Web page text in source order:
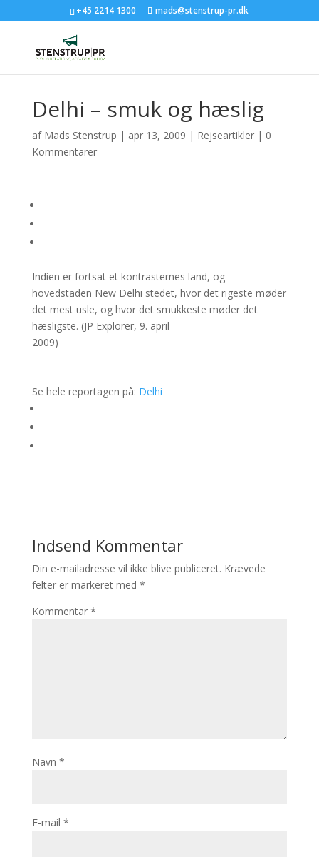
+45 2214 1300 mads@stenstrup-pr.dk
Delhi – smuk og hæslig
af Mads Stenstrup | apr 13, 2009 | Rejseartikler| 0
Kommentarer
Indien er fortsat et kontrasternes land, og
hovedstaden New Delhi stedet, hvor det rigeste møder
det mest usle, og hvor det smukkeste møder det
hæsligste. (JP Explorer, 9. april
2009)
Se hele reportagen på: Delhi
Indsend Kommentar
Din e-mailadresse vil ikke blive publiceret. Krævede
felter er markeret med *
Kommentar *
Navn *
E-mail *